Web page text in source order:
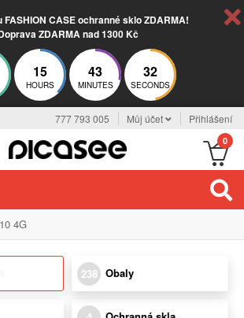
FASHION CASE ochranné sklo ZDARMA!
ZDARMA nad 1300 Kč
15
HOURS
43
MINUTES
31
SECONDS
777 793 005 Můj účet Přihlášení
0
10 4G
238 Obaly